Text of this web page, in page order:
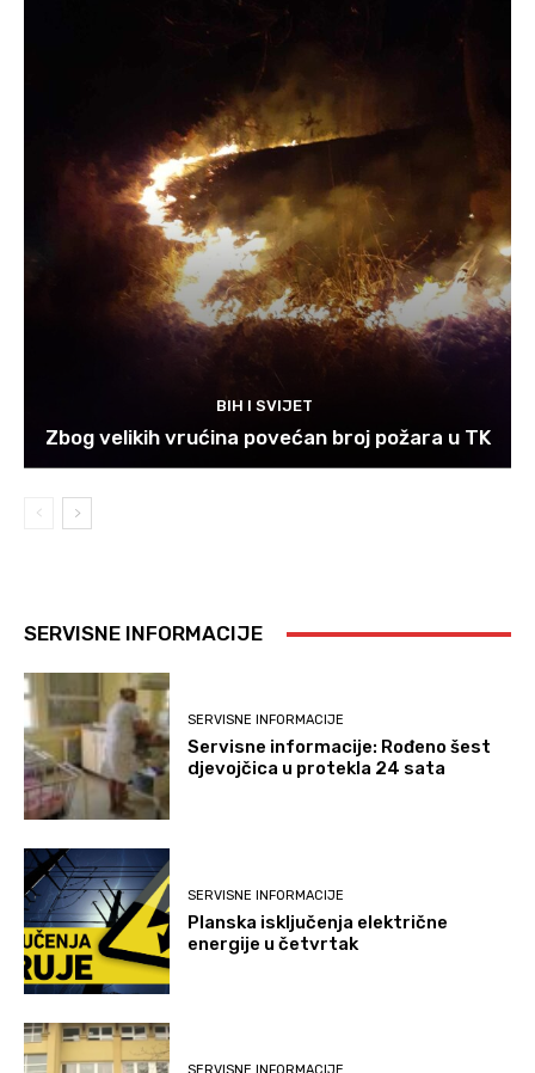
BIH I SVIJET
Zbog velikih vrućina povećan broj požara u TK
SERVISNE INFORMACIJE
SERVISNE INFORMACIJE
Servisne informacije: Rođeno šest
djevojčica u protekla 24 sata
SERVISNE INFORMACIJE
Planska isključenja električne
energije u četvrtak
SERVISNE INFORMACIJE